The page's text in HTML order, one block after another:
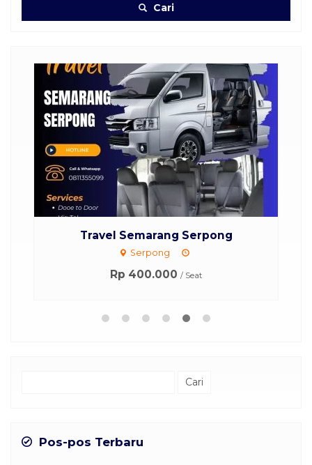
Cari
Travel Semarang Serpong
Serpong
Rp 400.000 / Seat
Pos-pos Terbaru